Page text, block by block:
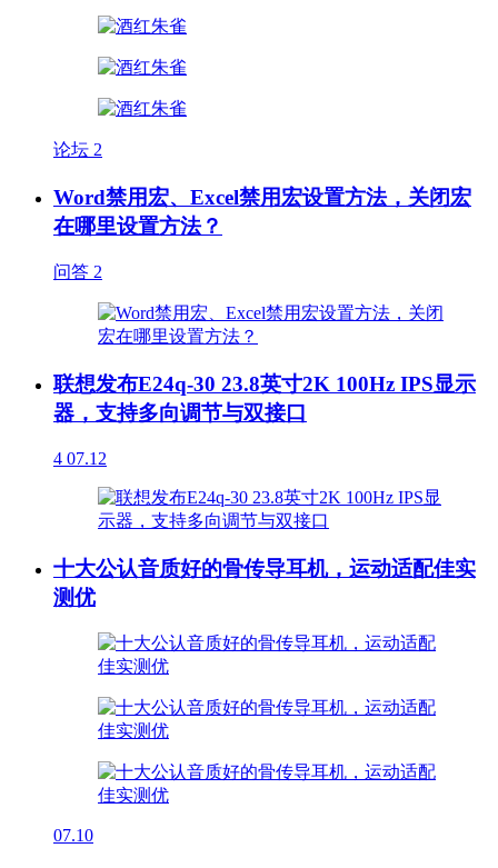
论坛 2
Word禁用宏、Excel禁用宏设置方法，关闭宏
在哪里设置方法？
问答 2
联想发布E24q-30 23.8英寸2K 100Hz IPS显示
器，支持多向调节与双接口
4 07.12
十大公认音质好的骨传导耳机，运动适配佳实
测优
07.10